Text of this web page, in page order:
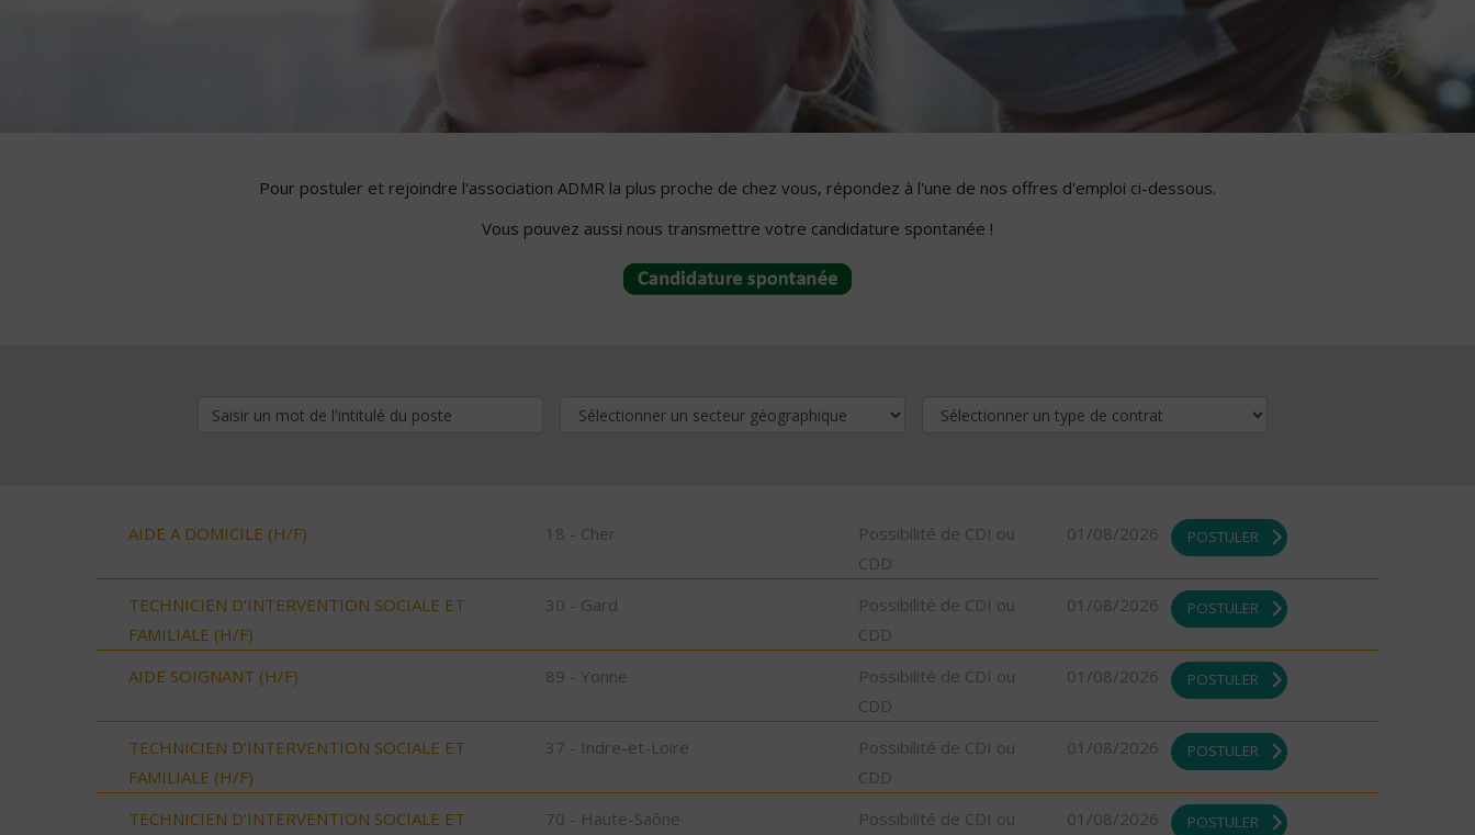
Pour postuler et rejoindre l'association ADMR la plus proche de chez vous, répondez à l'une de nos offres d'emploi ci-dessous.
Vous pouvez aussi nous transmettre votre candidature spontanée !
AIDE A DOMICILE (H/F) 18 - Cher
Possibilité de CDI ou
CDD
01/08/2026 POSTULER
TECHNICIEN D’INTERVENTION SOCIALE ET
FAMILIALE (H/F)
30 - Gard
Possibilité de CDI ou
CDD
01/08/2026 POSTULER
AIDE SOIGNANT (H/F) 89 - Yonne
Possibilité de CDI ou
CDD
01/08/2026 POSTULER
TECHNICIEN D’INTERVENTION SOCIALE ET
FAMILIALE (H/F)
37 - Indre-et-Loire
Possibilité de CDI ou
CDD
01/08/2026 POSTULER
TECHNICIEN D’INTERVENTION SOCIALE ET
70 - Haute-Saône
Possibilité de CDI ou
01/08/2026 POSTULER